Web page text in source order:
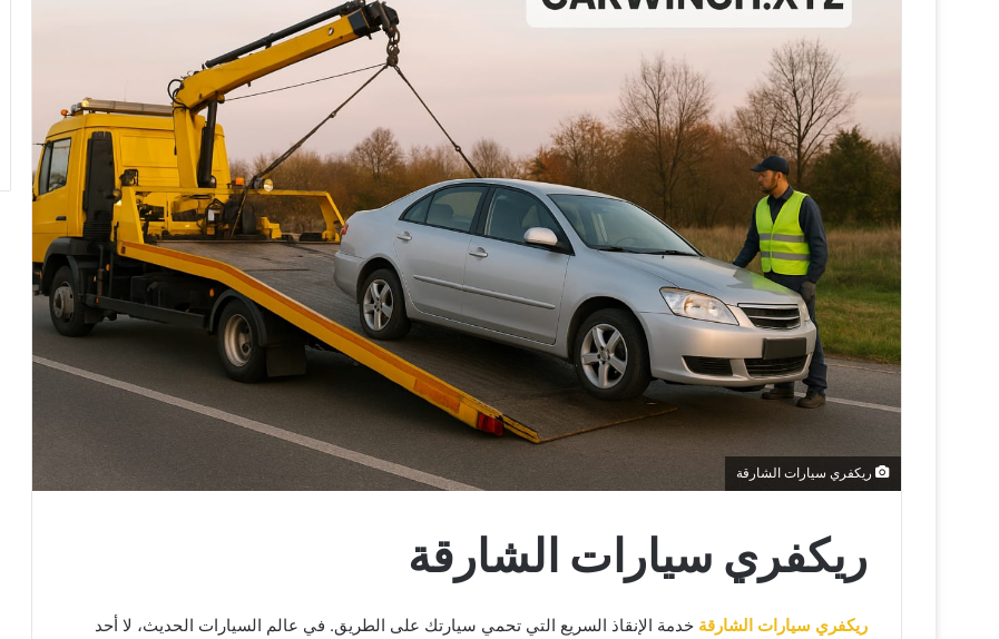
ر
د
ا
إ
ل
ك
ت
ر
و
ن
ي
ا
ريكفري سيارات الشارقة
ريكفري سيارات الشارقة
ريكفري سيارات الشارقة خدمة الإنقاذ السريع التي تحمي سيارتك على الطريق. في عالم السيارات الحديث، لا أحد